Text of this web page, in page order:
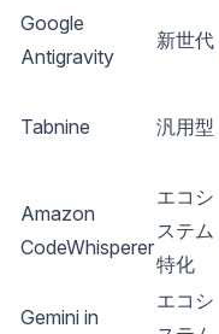
Google
Antigravity
新世代
Tabnine 汎用型
Amazon
CodeWhisperer
エコシ
ステム
特化
Gemini in
エコシ